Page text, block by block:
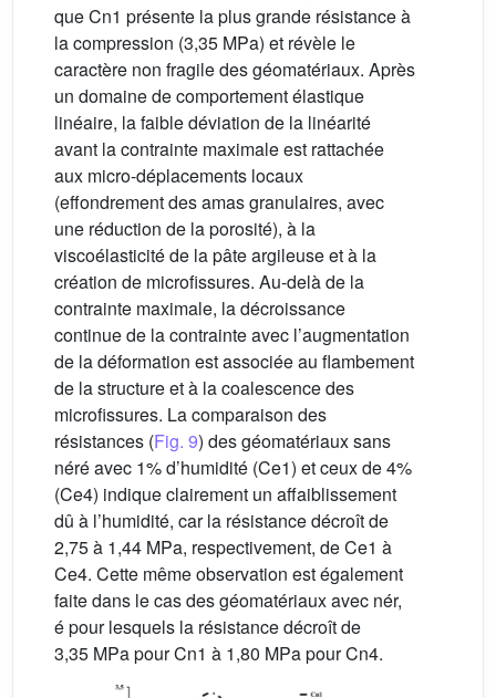
que Cn1 présente la plus grande résistance à
la compression (3,35 MPa) et révèle le
caractère non fragile des géomatériaux. Après
un domaine de comportement élastique
linéaire, la faible déviation de la linéarité
avant la contrainte maximale est rattachée
aux micro-déplacements locaux
(effondrement des amas granulaires, avec
une réduction de la porosité), à la
viscoélasticité de la pâte argileuse et à la
création de microfissures. Au-delà de la
contrainte maximale, la décroissance
continue de la contrainte avec l’augmentation
de la déformation est associée au flambement
de la structure et à la coalescence des
microfissures. La comparaison des
résistances (Fig. 9) des géomatériaux sans
néré avec 1% d’humidité (Ce1) et ceux de 4%
(Ce4) indique clairement un affaiblissement
dû à l’humidité, car la résistance décroît de
2,75 à 1,44 MPa, respectivement, de Ce1 à
Ce4. Cette même observation est également
faite dans le cas des géomatériaux avec nér,
é pour lesquels la résistance décroît de
3,35 MPa pour Cn1 à 1,80 MPa pour Cn4.